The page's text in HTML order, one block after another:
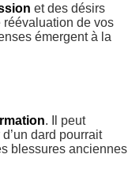
et des désirs
de vos
émergent à la
. Il peut
dard pourrait
blessures anciennes